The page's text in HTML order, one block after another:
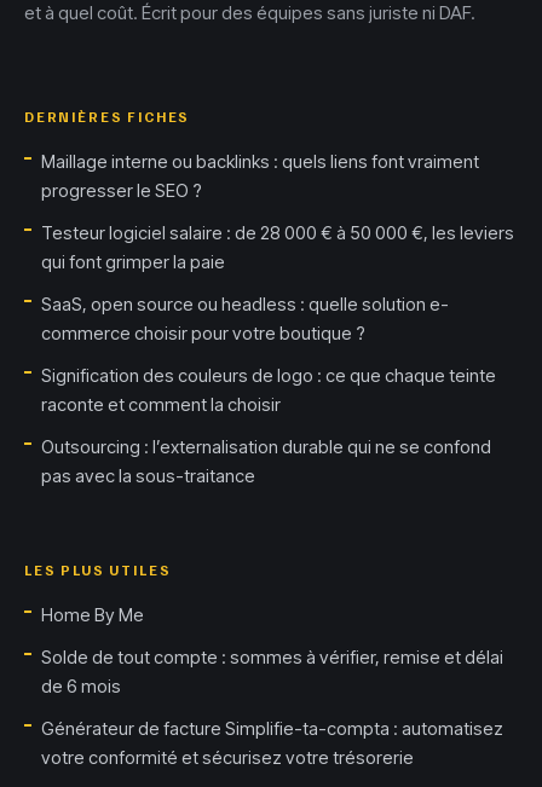
et à quel coût. Écrit pour des équipes sans juriste ni DAF.
DERNIÈRES FICHES
Maillage interne ou backlinks : quels liens font vraiment
progresser le SEO ?
Testeur logiciel salaire : de 28 000 € à 50 000 €, les leviers
qui font grimper la paie
SaaS, open source ou headless : quelle solution e-
commerce choisir pour votre boutique ?
Signification des couleurs de logo : ce que chaque teinte
raconte et comment la choisir
Outsourcing : l’externalisation durable qui ne se confond
pas avec la sous-traitance
LES PLUS UTILES
Home By Me
Solde de tout compte : sommes à vérifier, remise et délai
de 6 mois
Générateur de facture Simplifie-ta-compta : automatisez
votre conformité et sécurisez votre trésorerie